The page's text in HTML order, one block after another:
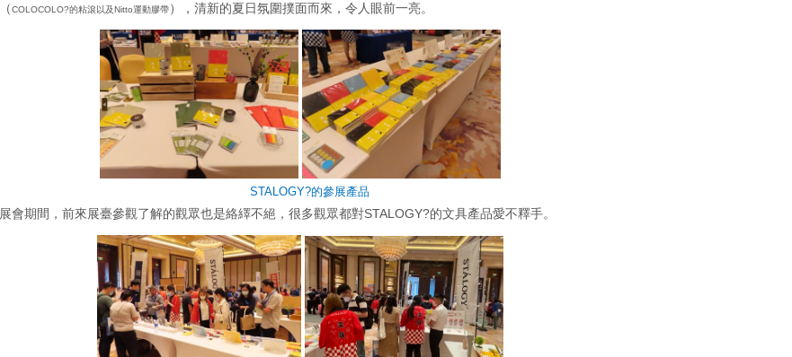
（COLOCOLO?的粘滾以及Nitto運動膠帶），清新的夏日氛圍撲面而來，令人眼前一亮。
STALOGY?的參展產品
展會期間，前來展臺參觀了解的觀眾也是絡繹不絕，很多觀眾都對STALOGY?的文具產品愛不釋手。